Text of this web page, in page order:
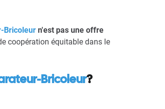
Bricoleur n'est pas une offre
coopération équitable dans le
Bricoleur?